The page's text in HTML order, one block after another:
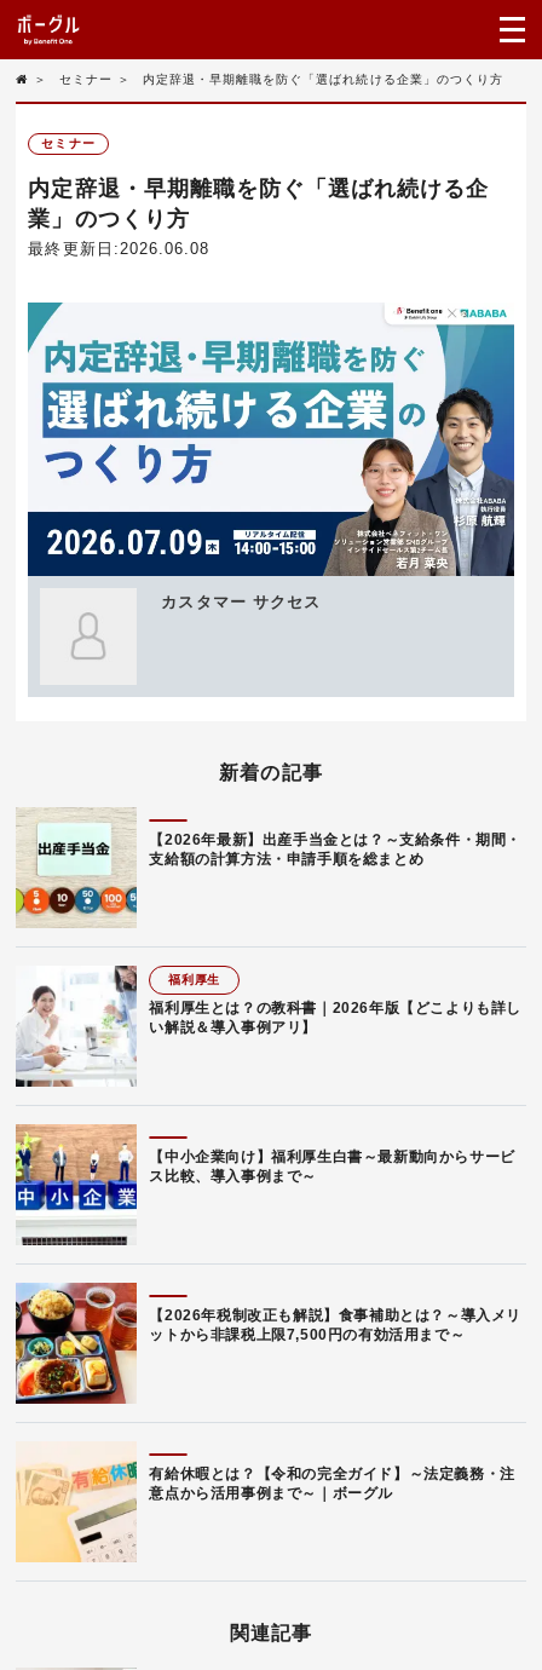
＞ セミナー ＞ 内定辞退・早期離職を防ぐ「選ばれ続ける企業」のつくり方
セミナー
内定辞退・早期離職を防ぐ「選ばれ続ける企
業」のつくり方
最終更新日:2026.06.08
カスタマー サクセス
新着の記事
【2026年最新】出産手当金とは？～支給条件・期間・
支給額の計算方法・申請手順を総まとめ
福利厚生
福利厚生とは？の教科書｜2026年版【どこよりも詳し
い解説＆導入事例アリ】
【中小企業向け】福利厚生白書～最新動向からサービ
ス比較、導入事例まで～
【2026年税制改正も解説】食事補助とは？～導入メリ
ットから非課税上限7,500円の有効活用まで～
有給休暇とは？【令和の完全ガイド】～法定義務・注
意点から活用事例まで～｜ボーグル
関連記事